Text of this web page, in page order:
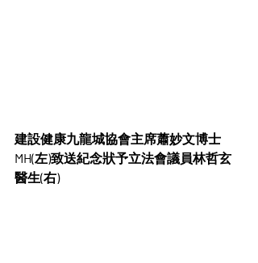
建設健康九龍城協會主席蕭妙文博士
MH(左)致送紀念狀予立法會議員林哲玄
醫生(右)